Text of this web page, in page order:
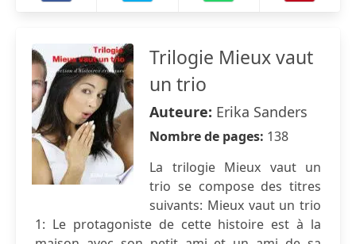
Trilogie Mieux vaut
un trio
Auteure: Erika Sanders
Nombre de pages: 138
La trilogie Mieux vaut un
trio se compose des titres
suivants: Mieux vaut un trio
1: Le protagoniste de cette histoire est à la